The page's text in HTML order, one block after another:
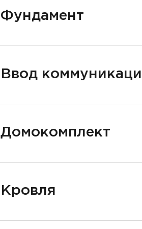
Фундамент
Ввод
Домокомплект
Кровля